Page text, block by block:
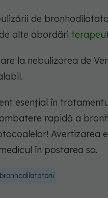
de
alte abordări
la nebulizarea de
esențial în
rapidă a
Avertizarea
în postarea sa.
bronhodilatatorii